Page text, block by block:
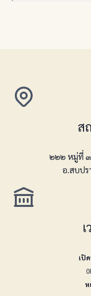
ส
๒๒๒ หมู่ที่
อ.สบป
เปิ
ห